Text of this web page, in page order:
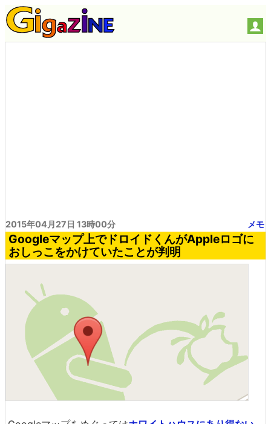
2015年04月27日 13時00分 メモ
Googleマップ上でドロイドくんがAppleロゴに
おしっこをかけていたことが判明